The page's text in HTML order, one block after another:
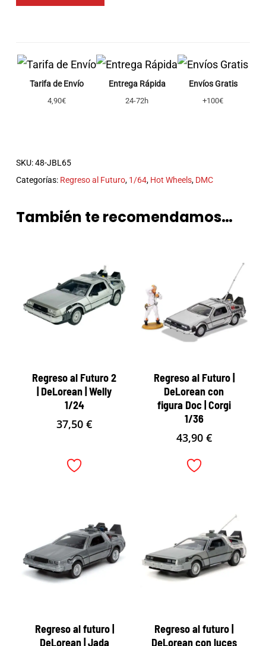
Tarifa de Envío
4,90€
Entrega Rápida
24-72h
Envíos Gratis
+100€
SKU:48-JBL65
Categorías: Regreso al Futuro, 1/64, Hot Wheels, DMC
También te recomendamos…
Regreso al Futuro 2
| DeLorean | Welly
1/24
37,50€
Regreso al Futuro |
DeLorean con
figura Doc | Corgi
1/36
43,90 €
Regreso al futuro |
DeLorean | Jada
Regreso al futuro |
DeLorean con luces